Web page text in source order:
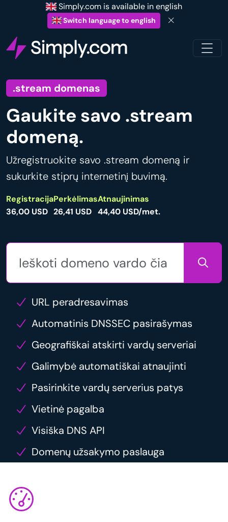
Simply.com is available in english
Switch language to english
.stream domenas
Gaukite savo .stream
domeną.
Užregistruokite savo .stream domeną ir
sukurkite stiprų internetinį buvimą.
Registracija
36,00 USD
Perkėlimas
26,41 USD
Atnaujinimas
44,40 USD/met.
URL peradresavimas
Automatinis DNSSEC pasirašymas
Geografiškai atskirti vardų serveriai
Galimybė automatiškai atnaujinti
Pasirinkite vardų serverius patys
Vietinė pagalba
Visiška DNS API
Domenų užsakymo paslauga